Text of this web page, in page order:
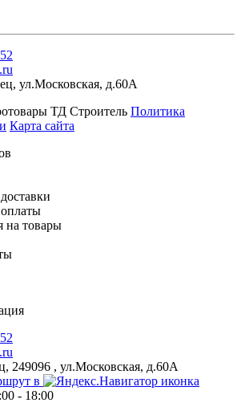
, ул.Московская, д.60А
ТД Строитель Политика
Карта сайта
на товары
249096 , ул.Московская, д.60А
в
- 18:00